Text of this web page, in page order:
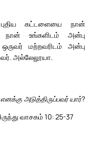
கட்டளையை நான்
நான் உங்களிடம் அன்பு
மற்றவரிடம் அன்பு
அல்லேலூயா.
எனக்கு அடுத்திருப்பவர் யார்?
வாசகம் 10: 25-37